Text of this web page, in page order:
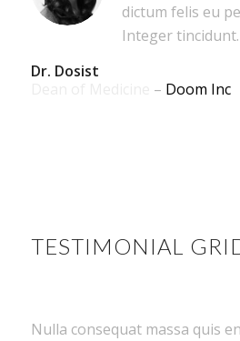
dictum felis eu
Integer
Dr. Dosist
– Doom Inc
TESTIMONIAL
Nulla consequat massa quis